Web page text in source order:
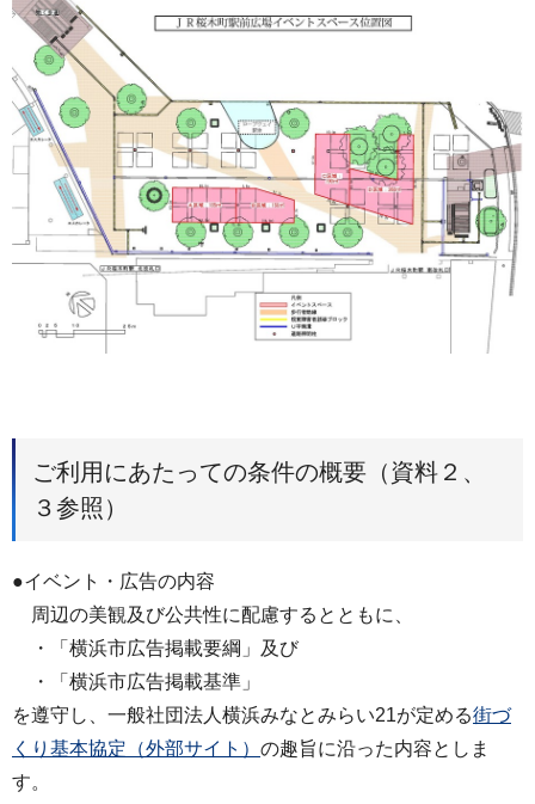
ご利用にあたっての条件の概要（資料２、
３参照）
●イベント・広告の内容
周辺の美観及び公共性に配慮するとともに、
・「横浜市広告掲載要綱」及び
・「横浜市広告掲載基準」
を遵守し、一般社団法人横浜みなとみらい21が定める街づ
くり基本協定（外部サイト） の趣旨に沿った内容としま
す。